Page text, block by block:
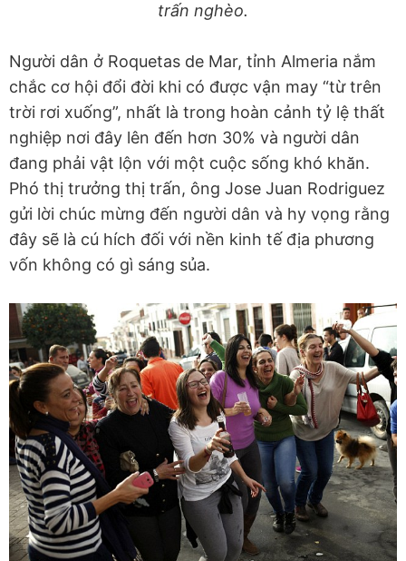
trấn nghèo.
Người dân ở Roquetas de Mar, tỉnh Almeria nắm
chắc cơ hội đổi đời khi có được vận may “từ trên
trời rơi xuống”, nhất là trong hoàn cảnh tỷ lệ thất
nghiệp nơi đây lên đến hơn 30% và người dân
đang phải vật lộn với một cuộc sống khó khăn.
Phó thị trưởng thị trấn, ông Jose Juan Rodriguez
gửi lời chúc mừng đến người dân và hy vọng rằng
đây sẽ là cú hích đối với nền kinh tế địa phương
vốn không có gì sáng sủa.